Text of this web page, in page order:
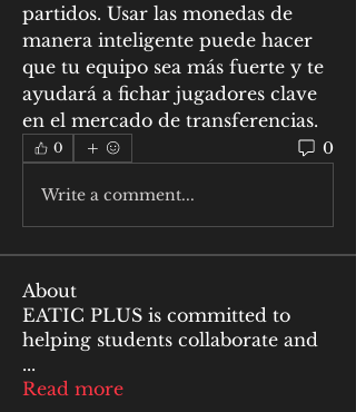
partidos. Usar las monedas de
manera inteligente puede hacer
que tu equipo sea más fuerte y te
ayudará a fichar jugadores clave
en el mercado de transferencias.
0 0
Write a comment...
About
EATIC PLUS is committed to
helping students collaborate and
...
Read more